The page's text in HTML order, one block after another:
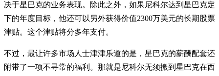
决于星巴克的业务表现。除此之外，如果尼科尔达到星巴克定
下的年度目标，他还可以另外获得价值2300万美元的长期股票
津贴。这个津贴将分多年支付。
不过，最让许多市场人士津津乐道的是，星巴克的薪酬配套还
附带了一项不寻常的福利。那就是尼科尔无须搬到星巴克在西